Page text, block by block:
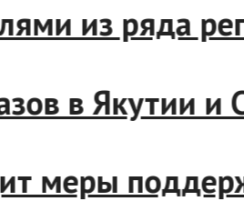
из
в Якутии
меры